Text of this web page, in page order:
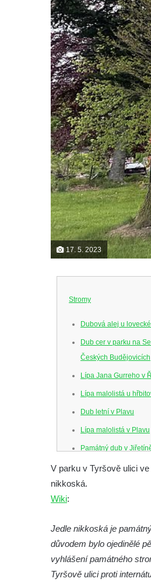
17. 5. 2023
Stromy
Dubová alej u
Dub cer v parku na
Českých Budějovicích
Lípa Jana Gurreho v
Lípa malolistá u
Dub letní v Plavu
Lípa malolistá v Plavu
Památný dub v
Panenská jedle
Dub Karla IV. v oboře
Lípa srdčitá na Spálově
Strom na křižovatce u
Chřibské
V parku v Tyršově ulici
nikkoská.
Wiki:
Jedle nikkoská je
důvodem bylo ojedinělé
vyhlášení památného
Tyršově ulici proti